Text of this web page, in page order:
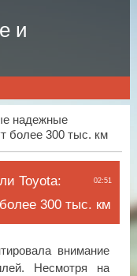
и
надежные
более 300 тыс. км
02:51
Toyota:
300 тыс. км
внимание
Несмотря на